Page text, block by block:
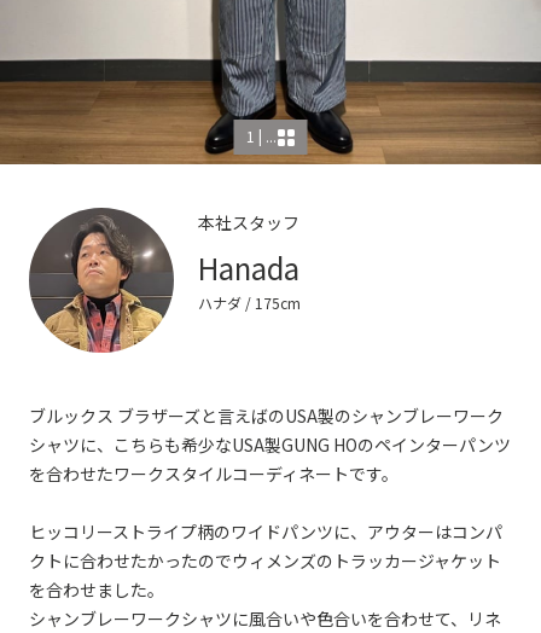
1 | ...
本社スタッフ
Hanada
ハナダ/ 175cm
ブルックス ブラザーズと言えばのUSA製のシャンブレーワーク
シャツに、こちらも希少なUSA製GUNG HOのペインターパンツ
を合わせたワークスタイルコーディネートです。
ヒッコリーストライプ柄のワイドパンツに、アウターはコンパ
クトに合わせたかったのでウィメンズのトラッカージャケット
を合わせました。
シャンブレーワークシャツに風合いや色合いを合わせて、リネ